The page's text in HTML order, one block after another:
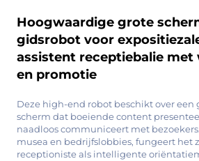
Hoogwaardige grote
gidsrobot voor
assistent receptiebalie
en promotie
Deze high-end robot beschikt over een
scherm dat boeiende content
naadloos communiceert met
musea en bedrijfslobbies, fungeert het
receptioniste als intelligente